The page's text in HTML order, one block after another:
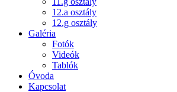
12.a osztály
12.g osztály
Galéria
Fotók
Videók
Tablók
Óvoda
Kapcsolat